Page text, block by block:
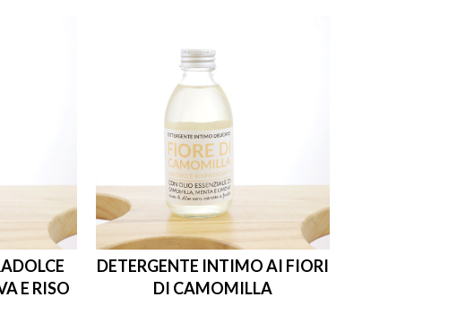
E RISO
DETERGENTE INTIMO AI FIORI
DI CAMOMILLA